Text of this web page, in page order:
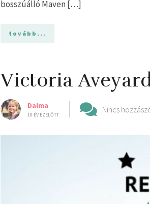
bosszúálló Maven […]
tovább...
Victoria
Dalma
10 ÉV EZELŐTT
Nincs